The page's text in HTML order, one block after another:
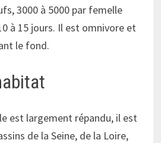
3000 à 5000 par femelle
à 15 jours. Il est omnivore et
le fond.
est largement répandu, il est
de la Seine, de la Loire,